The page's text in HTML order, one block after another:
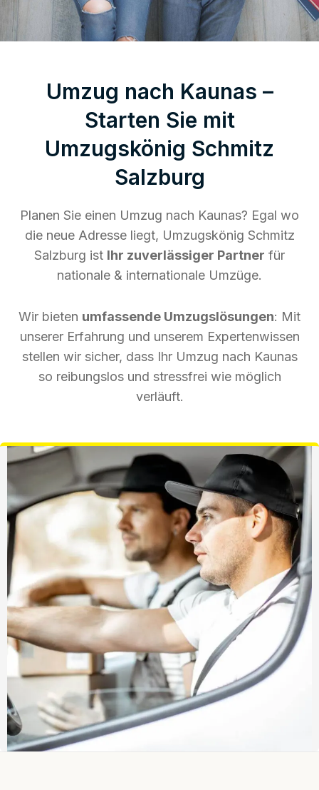
Umzug nach Kaunas –
Starten Sie mit
Umzugskönig Schmitz
Salzburg
Planen Sie einen Umzug nach Kaunas? Egal wo
die neue Adresse liegt, Umzugskönig Schmitz
Salzburg ist Ihr zuverlässiger Partner für
nationale & internationale Umzüge.
Wir bieten umfassende Umzugslösungen: Mit
unserer Erfahrung und unserem Expertenwissen
stellen wir sicher, dass Ihr Umzug nach Kaunas
so reibungslos und stressfrei wie möglich
verläuft.